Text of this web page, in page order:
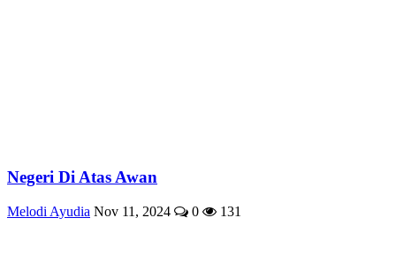
Negeri Di Atas Awan
Melodi Ayudia Nov 11, 2024 0 131